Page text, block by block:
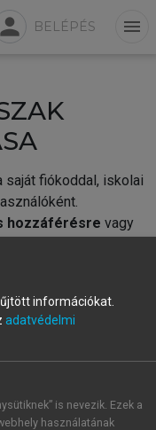
person BELÉPÉS menu
saját fiókoddal, iskolai
hozzáférésre vagy
új fiókot.
információkat.
adatvédelmi
is nevezik. Ezek a
használatának